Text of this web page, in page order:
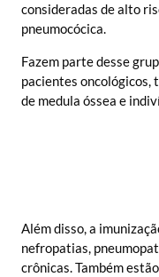
consideradas de alto
pneumocócica.
Fazem parte desse
pacientes oncológicos,
de medula óssea e
Além disso, a
nefropatias,
crônicas. Também